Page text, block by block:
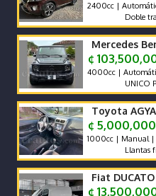
2400cc |
Doble
Mercedes
¢
4000cc |
UNICO
Toyota
¢ 5,000,000
1000cc | Manual |
Llantas
Fiat
¢